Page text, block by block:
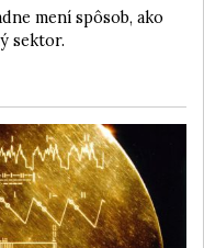
mení spôsob, ako
sektor.